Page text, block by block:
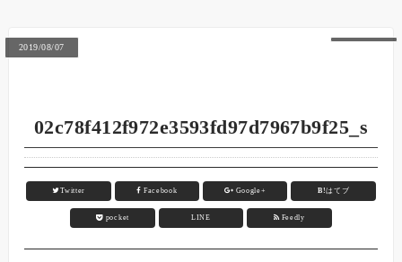
2019/08/07
02c78f412f972e3593fd97d7967b9f25_s
Twitter Facebook Google+ B!はてブ
pocket LINE Feedly